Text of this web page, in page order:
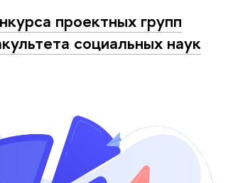
проектных групп
социальных наук